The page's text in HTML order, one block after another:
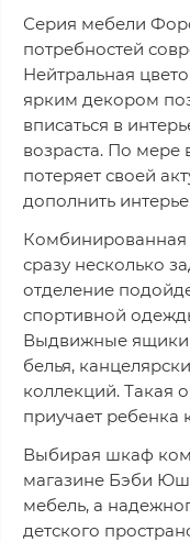
Серия мебели
потребностей
Нейтральная
ярким декором
вписаться в
возраста. По мере
потеряет своей
дополнить
Комбинированная
сразу несколько
отделение
спортивной
Выдвижные ящики
белья,
коллекций. Такая
приучает ребенка
Выбирая шкаф
магазине Бэби
мебель, а
детского